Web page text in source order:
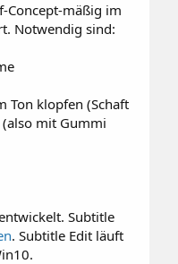
Concept-mäßig im
Notwendig sind:
Ton klopfen (Schaft
mit Gummi
Subtitle
. Subtitle Edit läuft